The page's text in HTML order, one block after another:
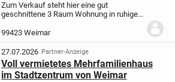
Zum Verkauf steht hier eine gut
geschnittene 3 Raum Wohnung in ruhiger
Die Wohnung liegt in Hochpaterre. Sie
verfügt über einen Flur von dem man alle
Räume...
99423 Weimar
27.07.2026 Partner-Anzeige
Voll vermietetes Mehrfamilienhaus
im Stadtzentrum von Weimar